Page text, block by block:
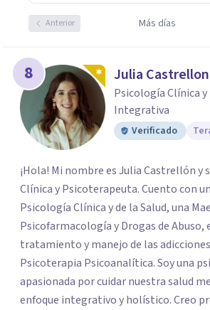
Anterior Más días
8 Julia Castrellon
Psicología Clínica
Integrativa
Verificado
¡Hola! Mi nombre es Julia Castrellón y soy Psicóloga
Clínica y Psicoterapeuta. Cuento con
Psicología Clínica y de la Salud, una
Psicofarmacología y Drogas de Abuso,
tratamiento y manejo de las
Psicoterapia Psicoanalítica. Soy una psicóloga
apasionada por cuidar nuestra salud
enfoque integrativo y holístico. Creo